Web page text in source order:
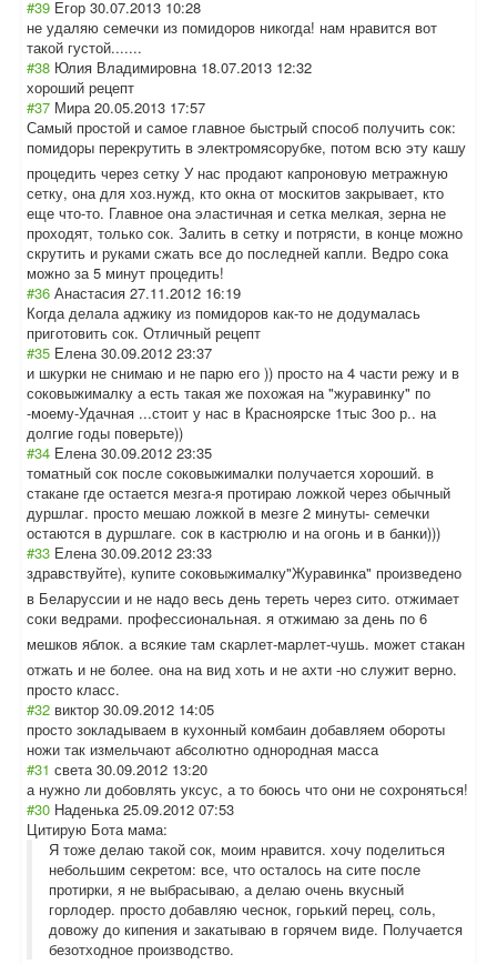
#39 Егор 30.07.2013 10:28
не удаляю семечки из помидоров никогда! нам нравится вот
такой густой.......
#38 Юлия Владимировна 18.07.2013 12:32
хороший рецепт
#37 Мира 20.05.2013 17:57
Самый простой и самое главное быстрый способ получить сок:
помидоры перекрутить в электромясорубке, потом всю эту кашу
процедить через сетку У нас продают капроновую метражную
сетку, она для хоз.нужд, кто окна от москитов закрывает, кто
еще что-то. Главное она эластичная и сетка мелкая, зерна не
проходят, только сок. Залить в сетку и потрясти, в конце можно
скрутить и руками сжать все до последней капли. Ведро сока
можно за 5 минут процедить!
#36 Анастасия 27.11.2012 16:19
Когда делала аджику из помидоров как-то не додумалась
приготовить сок. Отличный рецепт
#35 Елена 30.09.2012 23:37
и шкурки не снимаю и не парю его )) просто на 4 части режу и в
соковыжималку а есть такая же похожая на "журавинку" по
-моему-Удачная ...стоит у нас в Красноярске 1тыс 3оо р.. на
долгие годы поверьте))
#34 Елена 30.09.2012 23:35
томатный сок после соковыжималки получается хороший. в
стакане где остается мезга-я протираю ложкой через обычный
дуршлаг. просто мешаю ложкой в мезге 2 минуты- семечки
остаются в дуршлаге. сок в кастрюлю и на огонь и в банки)))
#33 Елена 30.09.2012 23:33
здравствуйте), купите соковыжималку"Журавинка" произведено
в Беларуссии и не надо весь день тереть через сито. отжимает
соки ведрами. профессиональная. я отжимаю за день по 6
мешков яблок. а всякие там скарлет-марлет-чушь. может стакан
отжать и не более. она на вид хоть и не ахти -но служит верно.
просто класс.
#32 виктор 30.09.2012 14:05
просто зокладываем в кухонный комбаин добавляем обороты
ножи так измельчают абсолютно однородная масса
#31 света 30.09.2012 13:20
а нужно ли добовлять уксус, а то боюсь что они не сохроняться!
#30 Наденька 25.09.2012 07:53
Цитирую Бота мама:
Я тоже делаю такой сок, моим нравится. хочу поделиться
небольшим секретом: все, что осталось на сите после
протирки, я не выбрасываю, а делаю очень вкусный
горлодер. просто добавляю чеснок, горький перец, соль,
довожу до кипения и закатываю в горячем виде. Получается
безотходное производство.